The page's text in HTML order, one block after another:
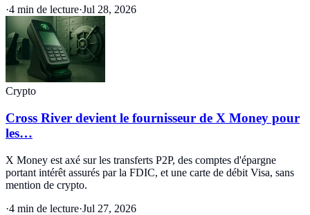
·4 min de lecture·Jul 28, 2026
Crypto
Cross River devient le fournisseur de X Money pour
les…
X Money est axé sur les transferts P2P, des comptes d'épargne
portant intérêt assurés par la FDIC, et une carte de débit Visa, sans
mention de crypto.
·4 min de lecture·Jul 27, 2026